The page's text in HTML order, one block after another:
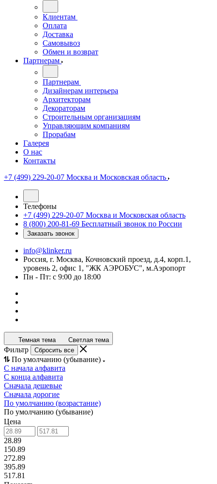
Клиентам
Оплата
Доставка
Самовывоз
Обмен и возврат
Партнерам
Партнерам
Дизайнерам интерьера
Архитекторам
Декораторам
Строительным организациям
Управляющим компаниям
Прорабам
Галерея
О нас
Контакты
+7 (499) 229-20-07 Москва и Московская область
Телефоны
+7 (499) 229-20-07 Москва и Московская область
8 (800) 200-81-69 Бесплатный звонок по России
Заказать звонок
info@klinker.ru
Россия, г. Москва, Кочновский проезд, д.4, корп.1,
уровень 2, офис 1, "ЖК АЭРОБУС", м.Аэропорт
Пн - Пт: с 9:00 до 18:00
Темная тема Светлая тема
Фильтр Сбросить все
По умолчанию (убывание)
С начала алфавита
С конца алфавита
Сначала дешевые
Сначала дорогие
По умолчанию (возрастание)
По умолчанию (убывание)
Цена
28.89
150.89
272.89
395.89
517.81